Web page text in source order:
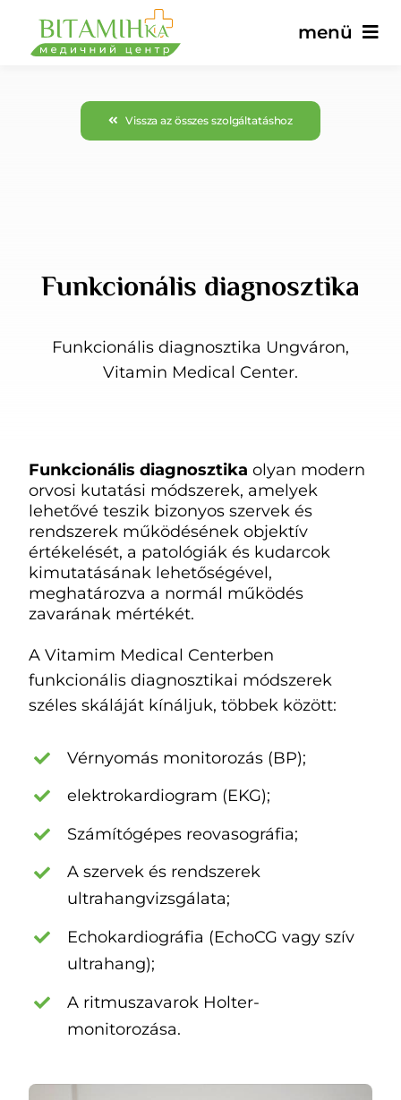
tartalomra
menü
Fő
hírek
HU
Vissza az összes szolgáltatáshoz
Funkcionális diagnosztika
Funkcionális diagnosztika Ungváron,
Vitamin Medical Center.
Funkcionális diagnosztika olyan modern
orvosi kutatási módszerek, amelyek
lehetővé teszik bizonyos szervek és
rendszerek működésének objektív
értékelését, a patológiák és kudarcok
kimutatásának lehetőségével,
meghatározva a normál működés
zavarának mértékét.
A Vitamim Medical Centerben
funkcionális diagnosztikai módszerek
széles skáláját kínáljuk, többek között:
Vérnyomás monitorozás (BP);
elektrokardiogram (EKG);
Számítógépes reovasográfia;
A szervek és rendszerek
ultrahangvizsgálata;
Echokardiográfia (EchoCG vagy szív
ultrahang);
A ritmuszavarok Holter-
monitorozása.